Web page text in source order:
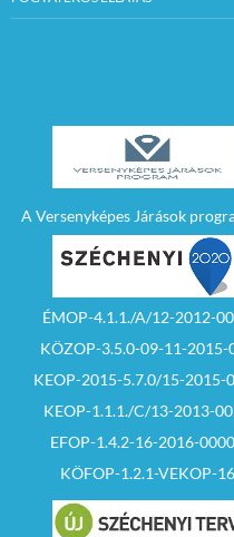
A Versenyképes Járások
ÉMOP-4.1.1./A/12-2012-
KÖZOP-3.5.0-09-11-2015-
KEOP-2015-5.7.0/15-2015-
KEOP-1.1.1./C/13-2013-
EFOP-1.4.2-16-2016-
KÖFOP-1.2.1-VEKOP-16